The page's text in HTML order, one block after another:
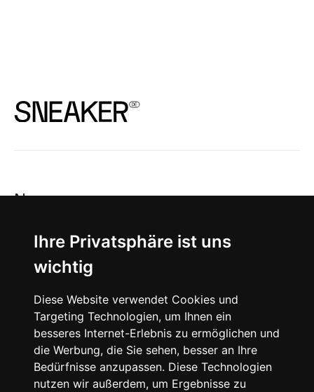
Ihre Privatsphäre ist uns
wichtig
Diese Website verwendet Cookies und
Targeting Technologien, um Ihnen ein
besseres Internet-Erlebnis zu ermöglichen und
die Werbung, die Sie sehen, besser an Ihre
Bedürfnisse anzupassen. Diese Technologien
nutzen wir außerdem, um Ergebnisse zu
News
About
Instagram
Facebook